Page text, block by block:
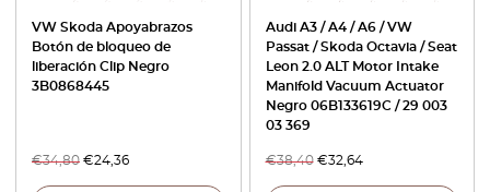
VW Skoda Apoyabrazos
Botón de bloqueo de
liberación Clip Negro
3B0868445
€34,80 €24,36
Audi A3 / A4 / A6 / VW
Passat / Skoda Octavia / Seat
Leon 2.0 ALT Motor Intake
Manifold Vacuum Actuator
Negro 06B133619C / 29 003
03 369
€38,40 €32,64